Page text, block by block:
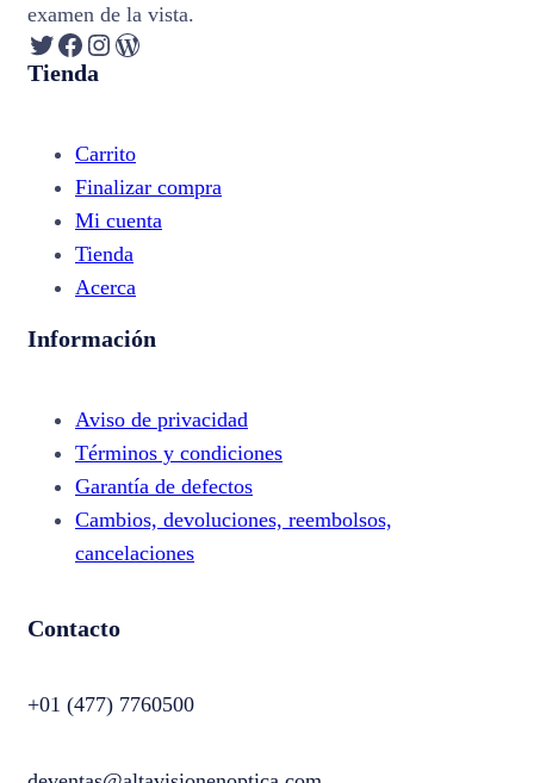
examen de la vista.
Twitter Facebook Instagram WordPress
Tienda
Carrito
Finalizar compra
Mi cuenta
Tienda
Acerca
Información
Aviso de privacidad
Términos y condiciones
Garantía de defectos
Cambios, devoluciones, reembolsos,
cancelaciones
Contacto
+01 (477) 7760500